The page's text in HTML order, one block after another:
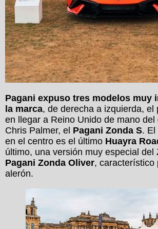
Pagani expuso tres modelos muy
la marca, de derecha a izquierda, el
en llegar a Reino Unido de mano del
Chris Palmer, el Pagani Zonda S. El
en el centro es el último Huayra
último, una versión muy especial del
Pagani Zonda Oliver, característico
alerón.